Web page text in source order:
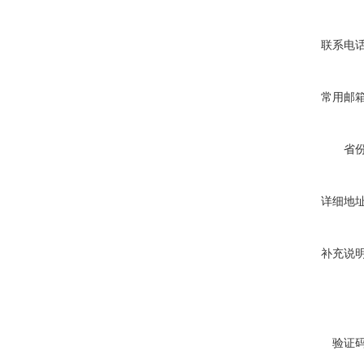
联系电
常用邮
省
详细地
补充说
验证